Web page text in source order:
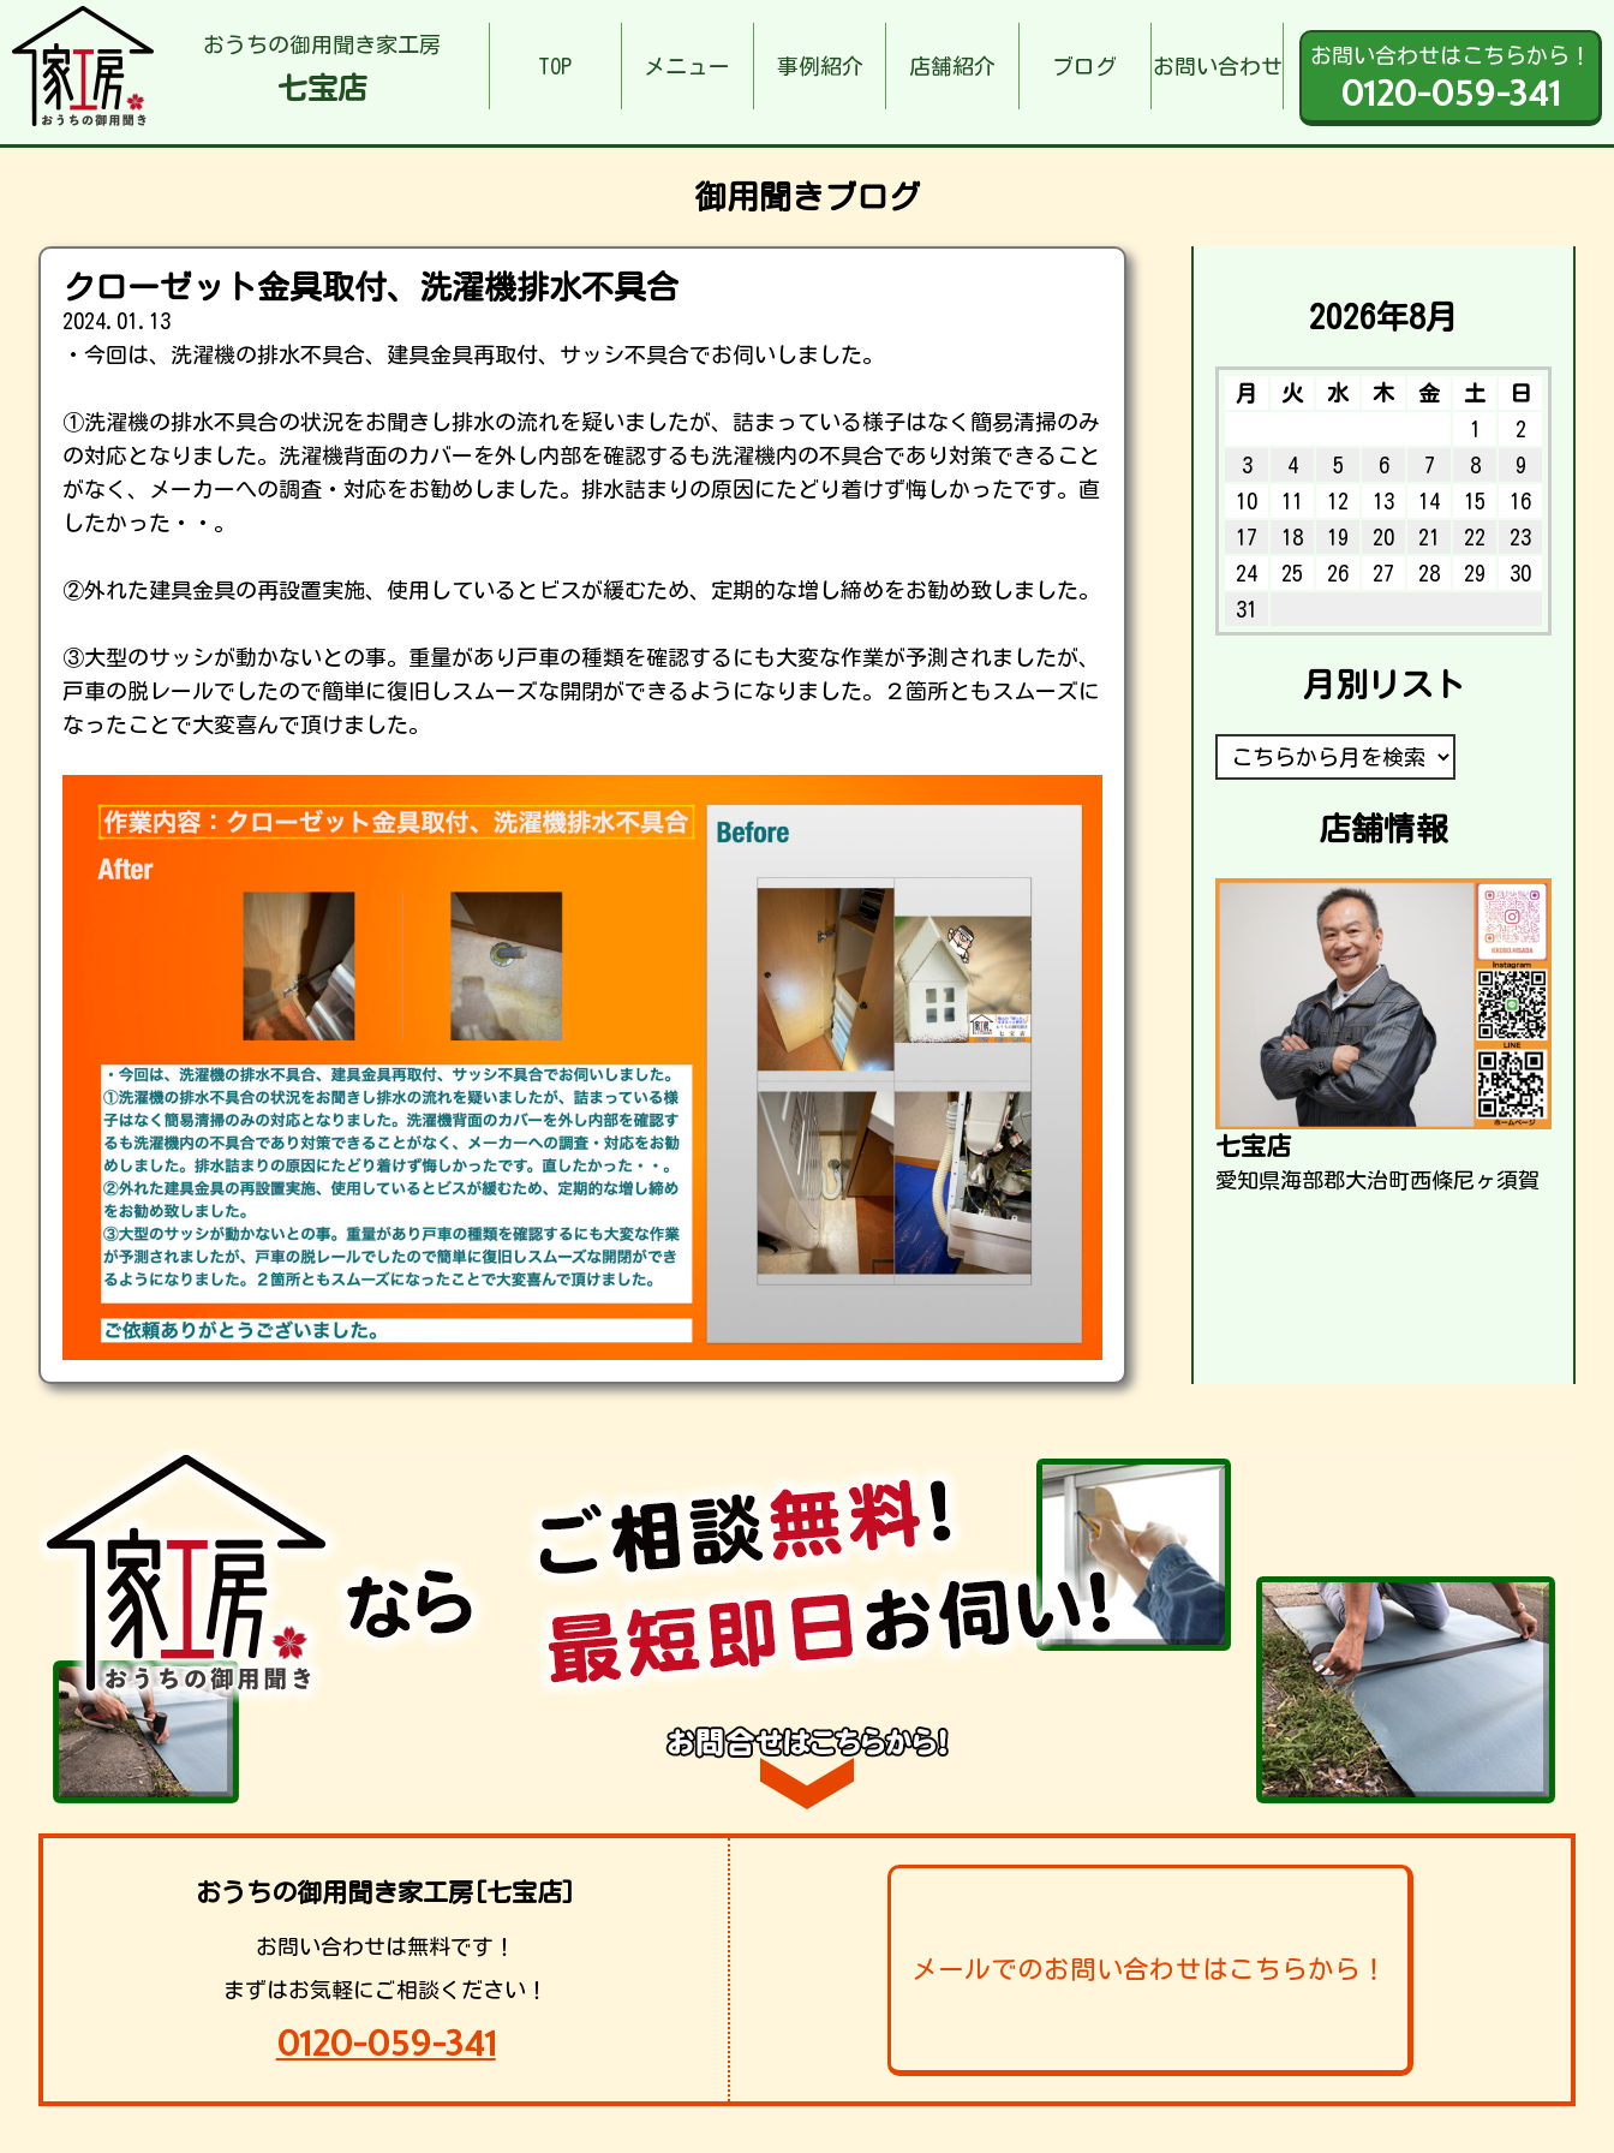
おうちの御用聞き家工房
七宝店
TOP メニュー 事例紹介 店舗紹介 ブログ お問い合わせ お問い合わせはこちらから！
0120-059-341
御用聞きブログ
クローゼット金具取付、洗濯機排水不具合
2024.01.13
・今回は、洗濯機の排水不具合、建具金具再取付、サッシ不具合でお伺いしました。
①洗濯機の排水不具合の状況をお聞きし排水の流れを疑いましたが、詰まっている様子はなく簡易清掃のみ
の対応となりました。洗濯機背面のカバーを外し内部を確認するも洗濯機内の不具合であり対策できること
がなく、メーカーへの調査・対応をお勧めしました。排水詰まりの原因にたどり着けず悔しかったです。直
したかった・・。
②外れた建具金具の再設置実施、使用しているとビスが緩むため、定期的な増し締めをお勧め致しました。
③大型のサッシが動かないとの事。重量があり戸車の種類を確認するにも大変な作業が予測されましたが、
戸車の脱レールでしたので簡単に復旧しスムーズな開閉ができるようになりました。２箇所ともスムーズに
なったことで大変喜んで頂けました。
2026年8月
月 火 水 木 金 土
日
1
2
3
4 5 6 7 8
9
10
11 12 13 14 15
16
17
18 19 20 21 22
23
24
25 26 27 28 29
30
31
月別リスト
店舗情報
七宝店
愛知県海部郡大治町西條尼ヶ須賀
おうちの御用聞き家工房[七宝店]
お問い合わせは無料です！
まずはお気軽にご相談ください！
0120-059-341
メールでのお問い合わせはこちらから！